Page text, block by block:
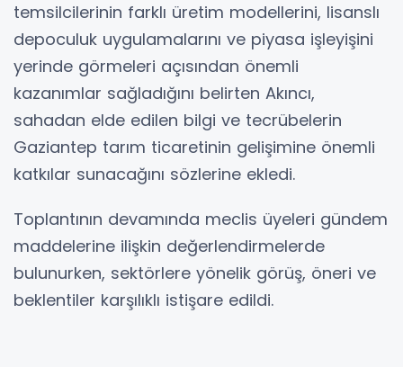
temsilcilerinin farklı üretim modellerini, lisanslı
depoculuk uygulamalarını ve piyasa işleyişini
yerinde görmeleri açısından önemli
kazanımlar sağladığını belirten Akıncı,
sahadan elde edilen bilgi ve tecrübelerin
Gaziantep tarım ticaretinin gelişimine önemli
katkılar sunacağını sözlerine ekledi.
Toplantının devamında meclis üyeleri gündem
maddelerine ilişkin değerlendirmelerde
bulunurken, sektörlere yönelik görüş, öneri ve
beklentiler karşılıklı istişare edildi.